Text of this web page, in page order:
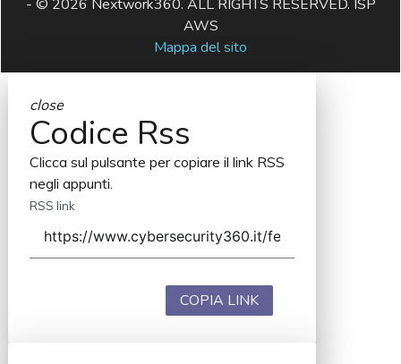
- © 2026 Nextwork360. ALL RIGHTS RESERVED. ISP
AWS
Mappa del sito
close
Codice Rss
Clicca sul pulsante per copiare il link RSS
negli appunti.
RSS link
COPIA LINK